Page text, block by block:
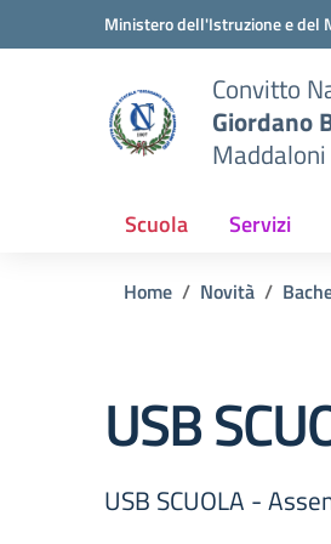
Vai ai contenuti
Vai al menu di navigazioneMinistero dell'Istruzione e del
Convitto
Giordano
Maddaloni
Scuola Servizi
Home Novità
USB
USB SCUOLA -